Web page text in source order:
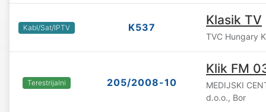
Kabl/Sat/IPTV K537 Klasik TV
TVC Hungary
Terestrijalni 205/2008-10
Klik FM
MEDIJSKI
d.o.o., Bor